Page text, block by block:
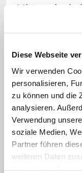
Diese Webseite
Wir verwenden
personalisieren,
zu können und die
analysieren.
Verwendung
soziale Medien,
Partner führen
weiteren Daten
Mittwoch
Kirche
Die
hält sich
teilte auf
Ämter in der
Debatte um